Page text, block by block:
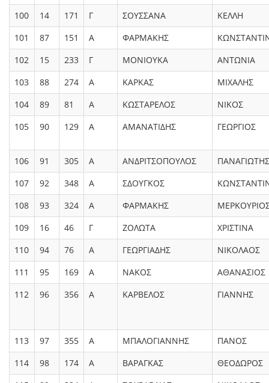
100
14 171 Γ ΣΟΥΣΣΑΝΑ
ΚΕΛΛΗ
101
87 151 Α ΦΑΡΜΑΚΗΣ
102
15 233 Γ ΜΟΝΙΟΥΚΑ
ΑΝΤΩΝΙΑ
103
88 274 Α ΚΑΡΚΑΣ
ΜΙΧΑΛΗΣ
104
89 81 Α ΚΩΣΤΑΡΕΛΟΣ
ΝΙΚΟΣ
105
90 129 Α ΑΜΑΝΑΤΙΔΗΣ ΓΕΩΡΓΙΟΣ
106 91 305 Α ΑΝΔΡΙΤΣΟΠΟΥΛΟΣ
ΠΑΝΑΓΙΩΤΗΣ
107
92 348 Α ΣΔΟΥΓΚΟΣ
108
93 324 Α ΦΑΡΜΑΚΗΣ
109
16 46 Γ ΖΟΛΩΤΑ
ΧΡΙΣΤΙΝΑ
110
94 76 Α ΓΕΩΡΓΙΑΔΗΣ
ΝΙΚΟΛΑΟΣ
111
95 169 Α ΝΑΚΟΣ
ΑΘΑΝΑΣΙΟΣ
112
96 356 Α ΚΑΡΒΕΛΟΣ ΓΙΑΝΝΗΣ
113 97 355 Α ΜΠΑΛΟΓΙΑΝΝΗΣ
ΠΑΝΟΣ
114
98 174 Α ΒΑΡΑΓΚΑΣ
ΘΕΟΔΩΡΟΣ